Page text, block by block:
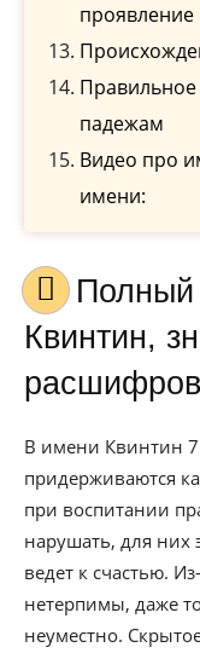
проявление
падежам
Видео про
имени:
Полный анализ имени
Квинтин,
В имени Квинтин
придерживаются
при воспитании
нарушать, для них
ведет к счастью.
нетерпимы, даже
неуместно.